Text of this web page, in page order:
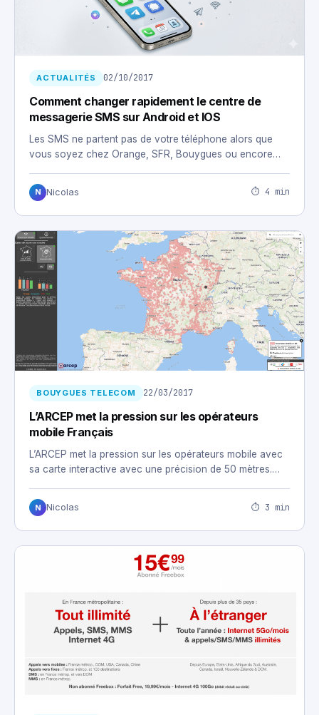
ACTUALITÉS 02/10/2017
Comment changer rapidement le centre de
messagerie SMS sur Android et IOS
Les SMS ne partent pas de votre téléphone alors que
vous soyez chez Orange, SFR, Bouygues ou encore…
N Nicolas ⏱ 4 min
BOUYGUES TELECOM 22/03/2017
L’ARCEP met la pression sur les opérateurs
mobile Français
L’ARCEP met la pression sur les opérateurs mobile avec
sa carte interactive avec une précision de 50 mètres.…
N Nicolas ⏱ 3 min